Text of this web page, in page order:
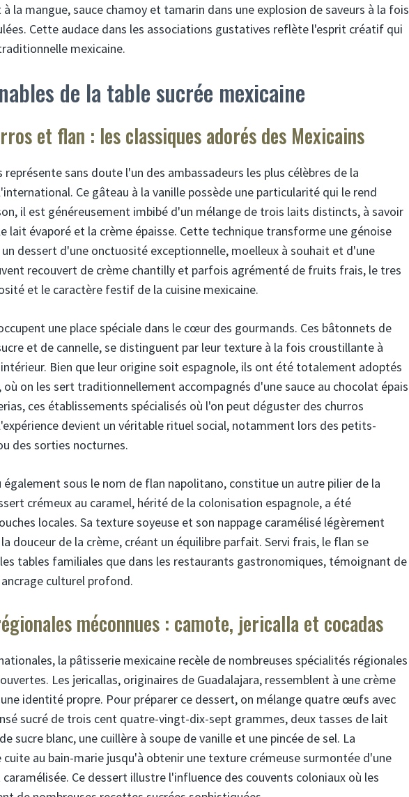
la mangue, sauce chamoy et tamarin dans une explosion de saveurs à la fois
Cette audace dans les associations gustatives reflète l'esprit créatif qui
mexicaine.
de la table sucrée mexicaine
et flan : les classiques adorés des Mexicains
représente sans doute l'un des ambassadeurs les plus célèbres de la
Ce gâteau à la vanille possède une particularité qui le rend
il est généreusement imbibé d'un mélange de trois laits distincts, à savoir
lait évaporé et la crème épaisse. Cette technique transforme une génoise
dessert d'une onctuosité exceptionnelle, moelleux à souhait et d'une
recouvert de crème chantilly et parfois agrémenté de fruits frais, le tres
et le caractère festif de la cuisine mexicaine.
une place spéciale dans le cœur des gourmands. Ces bâtonnets de
et de cannelle, se distinguent par leur texture à la fois croustillante à
Bien que leur origine soit espagnole, ils ont été totalement adoptés
où on les sert traditionnellement accompagnés d'une sauce au chocolat épais
ces établissements spécialisés où l'on peut déguster des churros
devient un véritable rituel social, notamment lors des petits-
des sorties nocturnes.
également sous le nom de flan napolitano, constitue un autre pilier de la
crémeux au caramel, hérité de la colonisation espagnole, a été
locales. Sa texture soyeuse et son nappage caramélisé légèrement
douceur de la crème, créant un équilibre parfait. Servi frais, le flan se
tables familiales que dans les restaurants gastronomiques, témoignant de
culturel profond.
méconnues : camote, jericalla et cocadas
la pâtisserie mexicaine recèle de nombreuses spécialités régionales
Les jericallas, originaires de Guadalajara, ressemblent à une crème
identité propre. Pour préparer ce dessert, on mélange quatre œufs avec
sucré de trois cent quatre-vingt-dix-sept grammes, deux tasses de lait
sucre blanc, une cuillère à soupe de vanille et une pincée de sel. La
au bain-marie jusqu'à obtenir une texture crémeuse surmontée d'une
Ce dessert illustre l'influence des couvents coloniaux où les